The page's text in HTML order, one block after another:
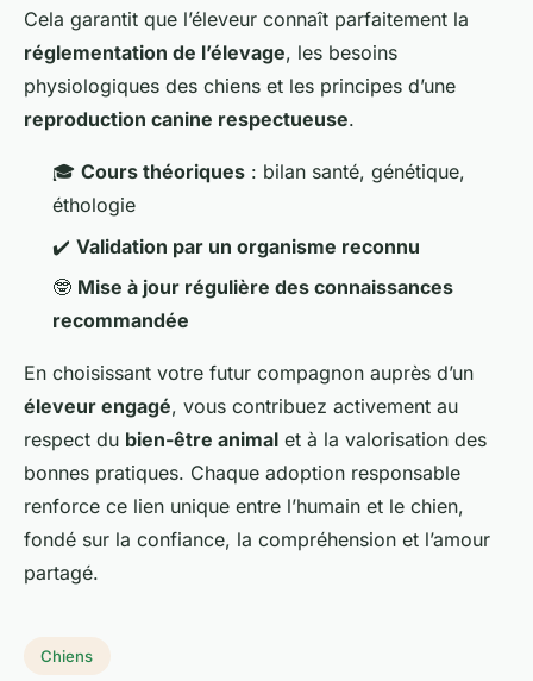
Cela garantit que l’éleveur connaît parfaitement la
réglementation de l’élevage, les besoins
physiologiques des chiens et les principes d’une
reproduction canine respectueuse.
🎓 Cours théoriques : bilan santé, génétique,
éthologie
✔️ Validation par un organisme reconnu
🤓 Mise à jour régulière des connaissances
recommandée
En choisissant votre futur compagnon auprès d’un
éleveur engagé, vous contribuez activement au
respect du bien-être animal et à la valorisation des
bonnes pratiques. Chaque adoption responsable
renforce ce lien unique entre l’humain et le chien,
fondé sur la confiance, la compréhension et l’amour
partagé.
Chiens